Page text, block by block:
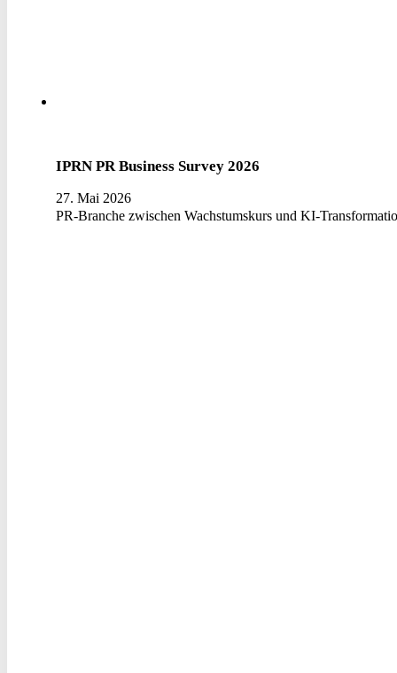
IPRN PR Business Survey 2026
27. Mai 2026
PR-Branche zwischen Wachstumskurs und KI-